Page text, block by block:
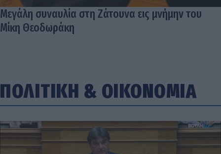
Μεγάλη συναυλία στη Ζάτουνα εις μνήμην του
Μίκη Θεοδωράκη
ΠΟΛΙΤΙΚΗ & ΟΙΚΟΝΟΜΙΑ